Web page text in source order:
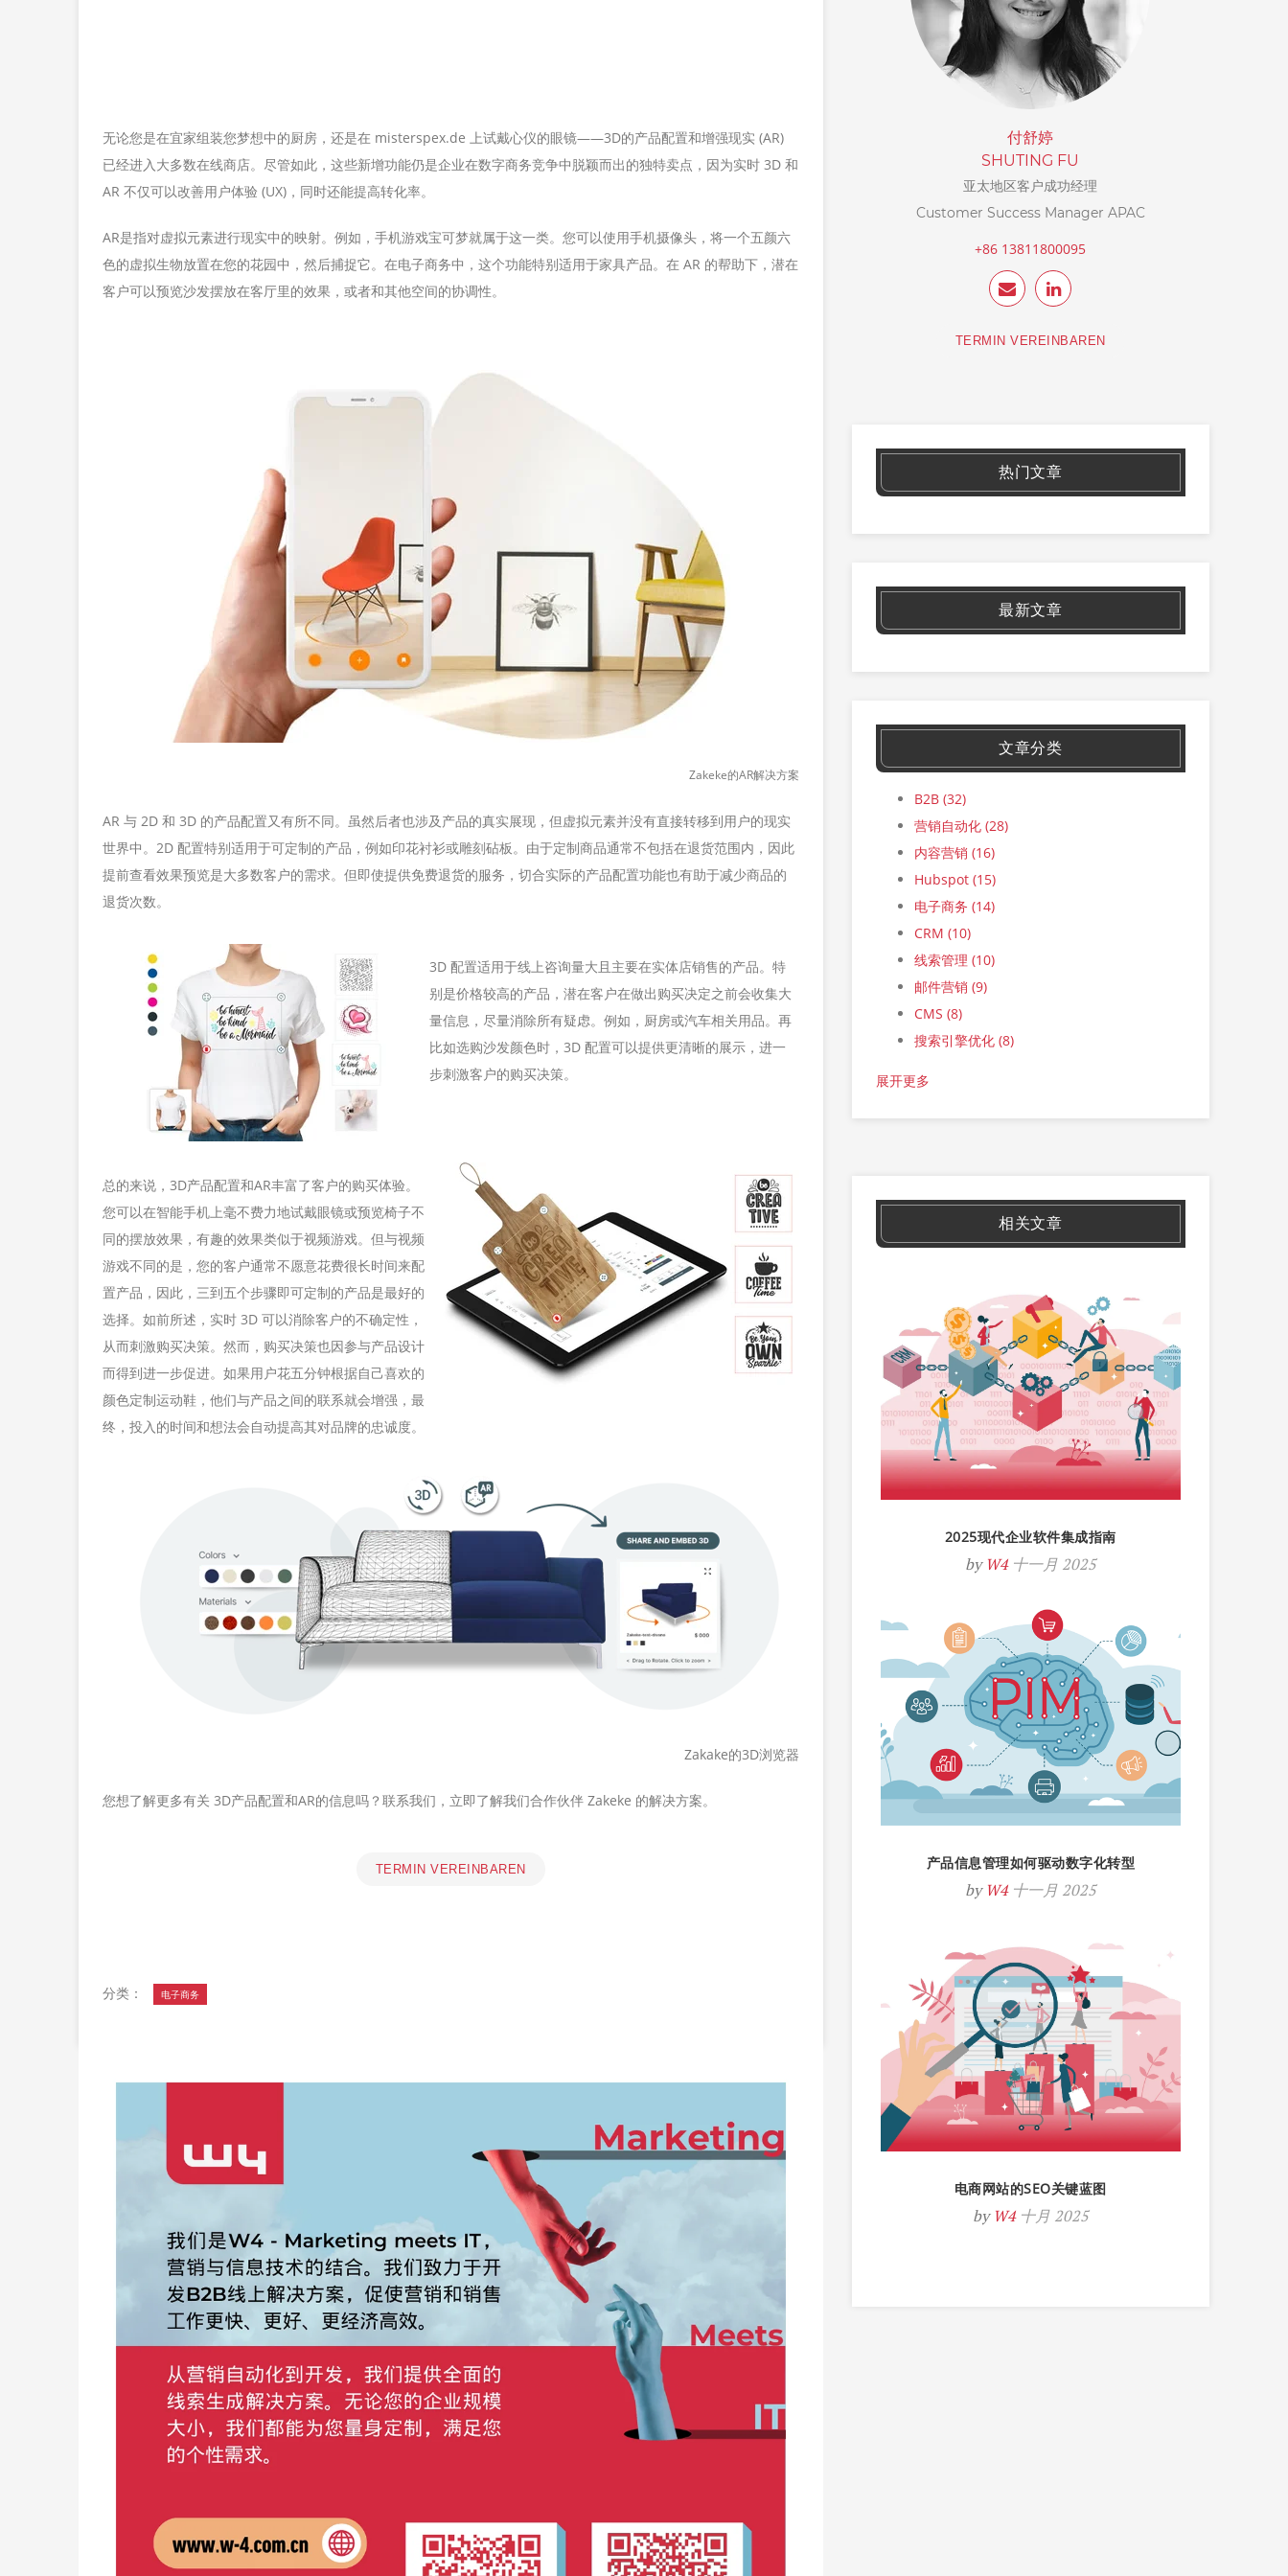
无论您是在宜家组装您梦想中的厨房，还是在 misterspex.de 上试戴心仪的眼镜——3D的产品配置和增强现实 (AR)
已经进入大多数在线商店。尽管如此，这些新增功能仍是企业在数字商务竞争中脱颖而出的独特卖点，因为实时 3D 和
AR 不仅可以改善用户体验 (UX)，同时还能提高转化率。
AR是指对虚拟元素进行现实中的映射。例如，手机游戏宝可梦就属于这一类。您可以使用手机摄像头，将一个五颜六
色的虚拟生物放置在您的花园中，然后捕捉它。在电子商务中，这个功能特别适用于家具产品。在 AR 的帮助下，潜在
客户可以预览沙发摆放在客厅里的效果，或者和其他空间的协调性。
Zakeke的AR解决方案
AR 与 2D 和 3D 的产品配置又有所不同。虽然后者也涉及产品的真实展现，但虚拟元素并没有直接转移到用户的现实
世界中。2D 配置特别适用于可定制的产品，例如印花衬衫或雕刻砧板。由于定制商品通常不包括在退货范围内，因此
提前查看效果预览是大多数客户的需求。但即使提供免费退货的服务，切合实际的产品配置功能也有助于减少商品的
退货次数。
3D 配置适用于线上咨询量大且主要在实体店销售的产品。特
别是价格较高的产品，潜在客户在做出购买决定之前会收集大
量信息，尽量消除所有疑虑。例如，厨房或汽车相关用品。再
比如选购沙发颜色时，3D 配置可以提供更清晰的展示，进一
步刺激客户的购买决策。
总的来说，3D产品配置和AR丰富了客户的购买体验。
您可以在智能手机上毫不费力地试戴眼镜或预览椅子不
同的摆放效果，有趣的效果类似于视频游戏。但与视频
游戏不同的是，您的客户通常不愿意花费很长时间来配
置产品，因此，三到五个步骤即可定制的产品是最好的
选择。如前所述，实时 3D 可以消除客户的不确定性，
从而刺激购买决策。然而，购买决策也因参与产品设计
而得到进一步促进。如果用户花五分钟根据自己喜欢的
颜色定制运动鞋，他们与产品之间的联系就会增强，最
终，投入的时间和想法会自动提高其对品牌的忠诚度。
Zakake的3D浏览器
您想了解更多有关 3D产品配置和AR的信息吗？联系我们，立即了解我们合作伙伴 Zakeke 的解决方案。
TERMIN VEREINBAREN
分类： 电子商务
付舒婷
SHUTING FU
亚太地区客户成功经理
Customer Success Manager APAC
+86 13811800095
TERMIN VEREINBAREN
热门文章
最新文章
文章分类
B2B (32)
营销自动化 (28)
内容营销 (16)
Hubspot (15)
电子商务 (14)
CRM (10)
线索管理 (10)
邮件营销 (9)
CMS (8)
搜索引擎优化 (8)
展开更多
相关文章
2025现代企业软件集成指南
by W4 十一月 2025
产品信息管理如何驱动数字化转型
by W4 十一月 2025
电商网站的SEO关键蓝图
by W4 十月 2025